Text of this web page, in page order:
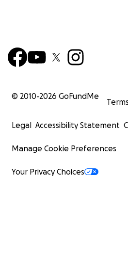
© 2010-2026 GoFundMe
Terms
Legal Accessibility Statement
Manage Cookie Preferences
Your Privacy Choices